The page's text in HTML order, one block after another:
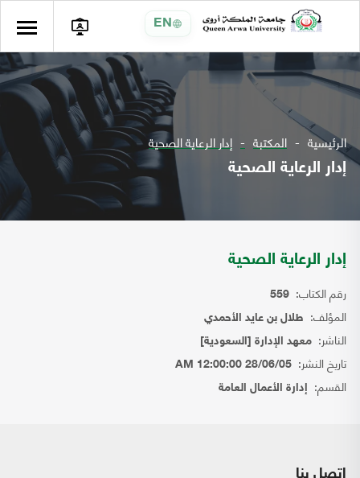
EN
الرئيسية المكتبة إدار الرعاية الصحية
إدار الرعاية الصحية
إدار الرعاية الصحية
رقم الكتاب: 559
المؤلف: طلال بن عايد الأحمدي
الناشر: معهد الإدارة [السعودية]
تاريخ النشر: 28/06/05 12:00:00 AM
القسم: إدارة الأعمال العامة